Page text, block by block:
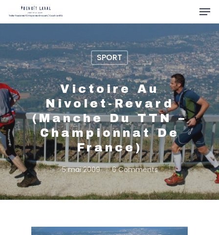
Hit enter to search or ESC to close
SPORT
Victoire Au
Nivolet-Revard
(manche Du TTN –
Championnat De
France)
5 mai 2009 6 Comments